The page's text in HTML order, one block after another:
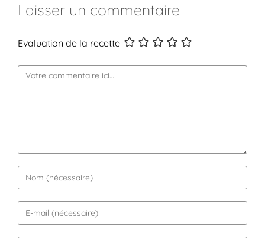
Laisser un commentaire
Evaluation de la recette